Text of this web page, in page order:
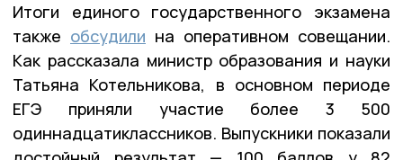
Итоги единого государственного экзамена
также обсудили на оперативном совещании.
Как рассказала министр образования и науки
Татьяна Котельникова, в основном периоде
ЕГЭ приняли участие более 3 500
одиннадцатиклассников. Выпускники показали